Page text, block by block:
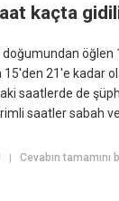
kaçta
öğlen
15'den 21'e kadar
saatlerde de
saatler sabah
|Cevabın tamamını